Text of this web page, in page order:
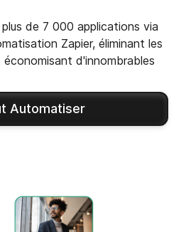
de 7 000 applications via
Zapier, éliminant les
d'innombrables
Automatiser